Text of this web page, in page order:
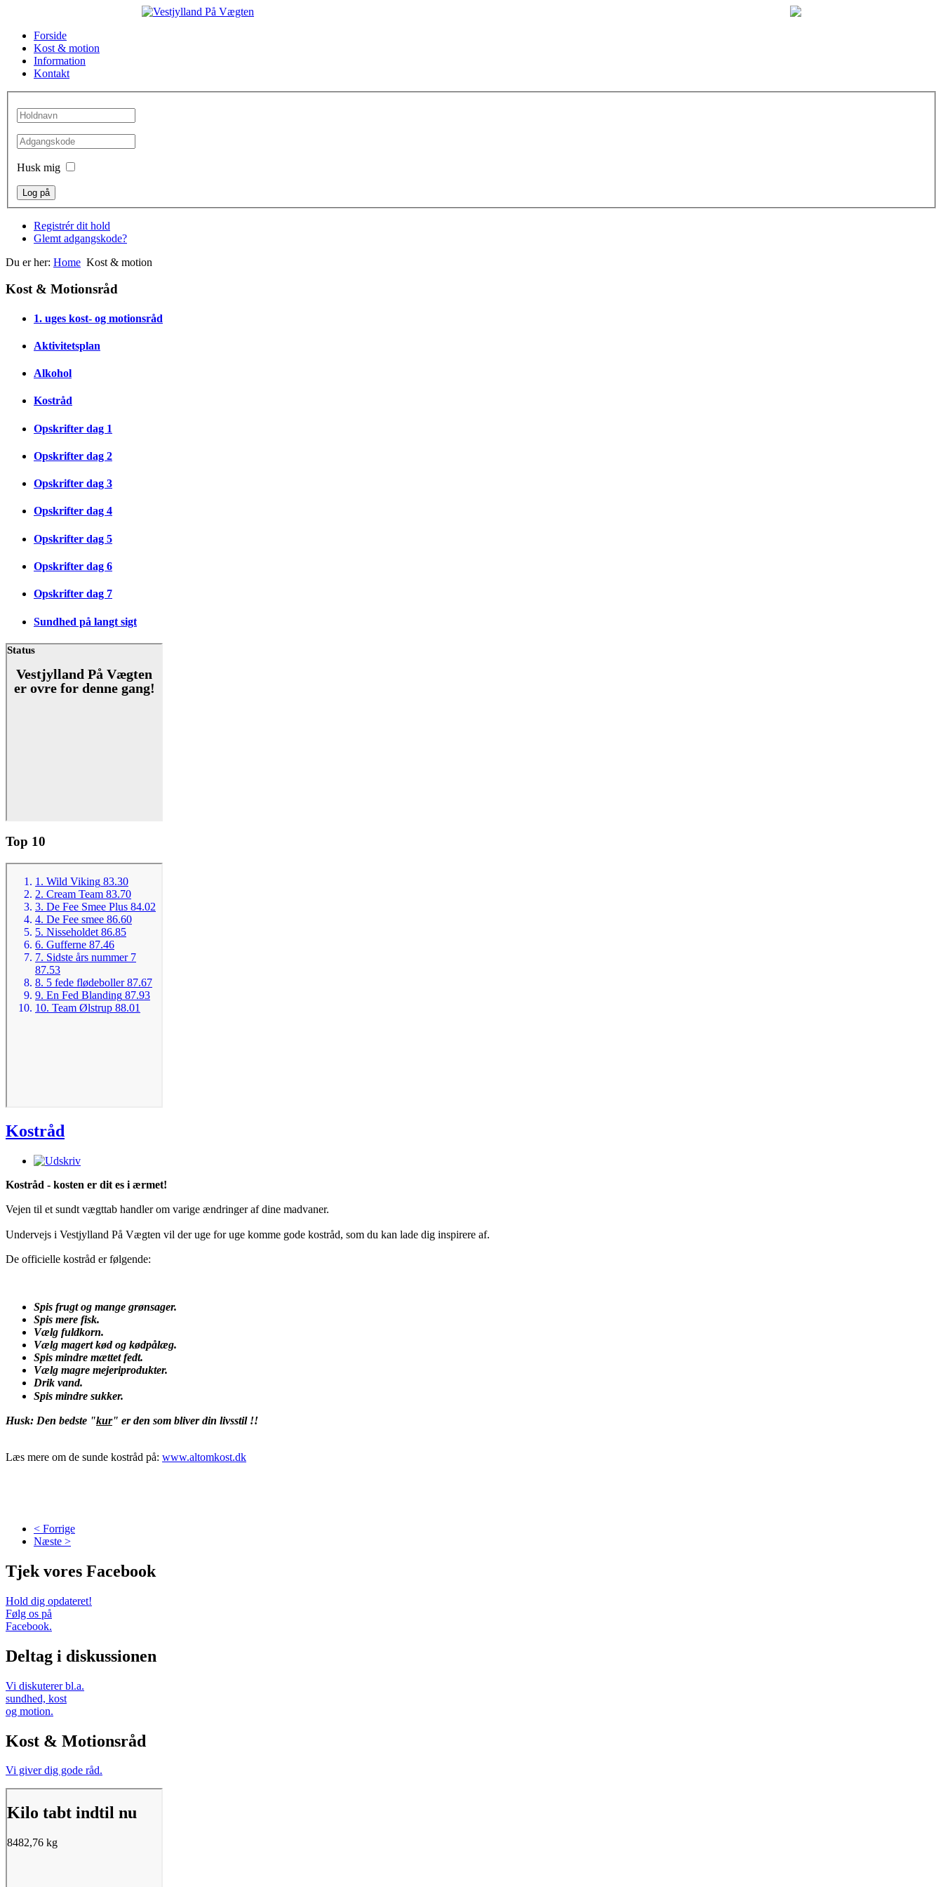
Forside
Kost & motion
Information
Kontakt
Husk mig
Registrér dit hold
Glemt adgangskode?
Du er her: Home Kost & motion
Kost & Motionsråd
1. uges kost- og motionsråd
Aktivitetsplan
Alkohol
Kostråd
Opskrifter dag 1
Opskrifter dag 2
Opskrifter dag 3
Opskrifter dag 4
Opskrifter dag 5
Opskrifter dag 6
Opskrifter dag 7
Sundhed på langt sigt
Top 10
Kostråd
Kostråd - kosten er dit es i ærmet!
Vejen til et sundt vægttab handler om varige ændringer af dine madvaner.
Undervejs i Vestjylland På Vægten vil der uge for uge komme gode kostråd, som du kan lade dig inspirere af.
De officielle kostråd er følgende:
Spis frugt og mange grønsager.
Spis mere fisk.
Vælg fuldkorn.
Vælg magert kød og kødpålæg.
Spis mindre mættet fedt.
Vælg magre mejeriprodukter.
Drik vand.
Spis mindre sukker.
Husk: Den bedste "kur" er den som bliver din livsstil !!
Læs mere om de sunde kostråd på: www.altomkost.dk
< Forrige
Næste >
Tjek vores Facebook
Hold dig opdateret!
Følg os på
Facebook.
Deltag i diskussionen
Vi diskuterer bl.a.
sundhed, kost
og motion.
Kost & Motionsråd
Vi giver dig gode råd.